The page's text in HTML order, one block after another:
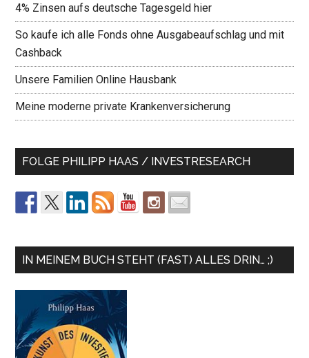
4% Zinsen aufs deutsche Tagesgeld hier
So kaufe ich alle Fonds ohne Ausgabeaufschlag und mit
Cashback
Unsere Familien Online Hausbank
Meine moderne private Krankenversicherung
FOLGE PHILIPP HAAS / INVESTRESEARCH
IN MEINEM BUCH STEHT (FAST) ALLES DRIN… ;)